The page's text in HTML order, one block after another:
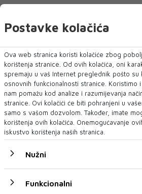
ŠTO ĆE BITI S TURIZMOM U
je novca kao u Sarajevu!
Postavke kolačića
Ova web stranica koristi kolačiće zbog
korištenja stranice. Od ovih kolačića, oni
spremaju u vaš Internet preglednik pošto su
osnovnih funkcionalnosti stranice. Koristimo
nam pomažu kod analize i razumijevanja
stranice. Ovi kolačići će biti pohranjeni u
samo s vašom dozvolom. Također, imate
korištenja ovih kolačića. Onemogućavanje
iskustvo korištenja naših stranica.
Nužni
Funkcionalni